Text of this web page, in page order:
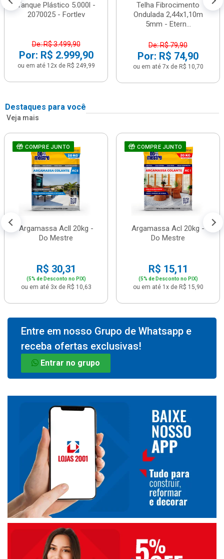
Tanque Plástico 5.000l -
2070025 - Fortlev
De: R$ 3.499,90
Por: R$ 2.999,90
ou em até 12x de R$ 249,99
Telha Fibrocimento
Ondulada 2,44x1,10m
5mm - Etern...
De: R$ 79,90
Por: R$ 74,90
ou em até 7x de R$ 10,70
Destaques para você
Veja mais
COMPRE JUNTO
Argamassa Acll 20kg -
Do Mestre
R$ 30,31
(5% de Desconto no PIX)
ou em até 3x de R$ 10,63
COMPRE JUNTO
Argamassa Acl 20kg -
Do Mestre
R$ 15,11
(5% de Desconto no PIX)
ou em até 1x de R$ 15,90
Entre em nosso Grupo de Whatsapp e
receba ofertas exclusivas!
Entrar no grupo